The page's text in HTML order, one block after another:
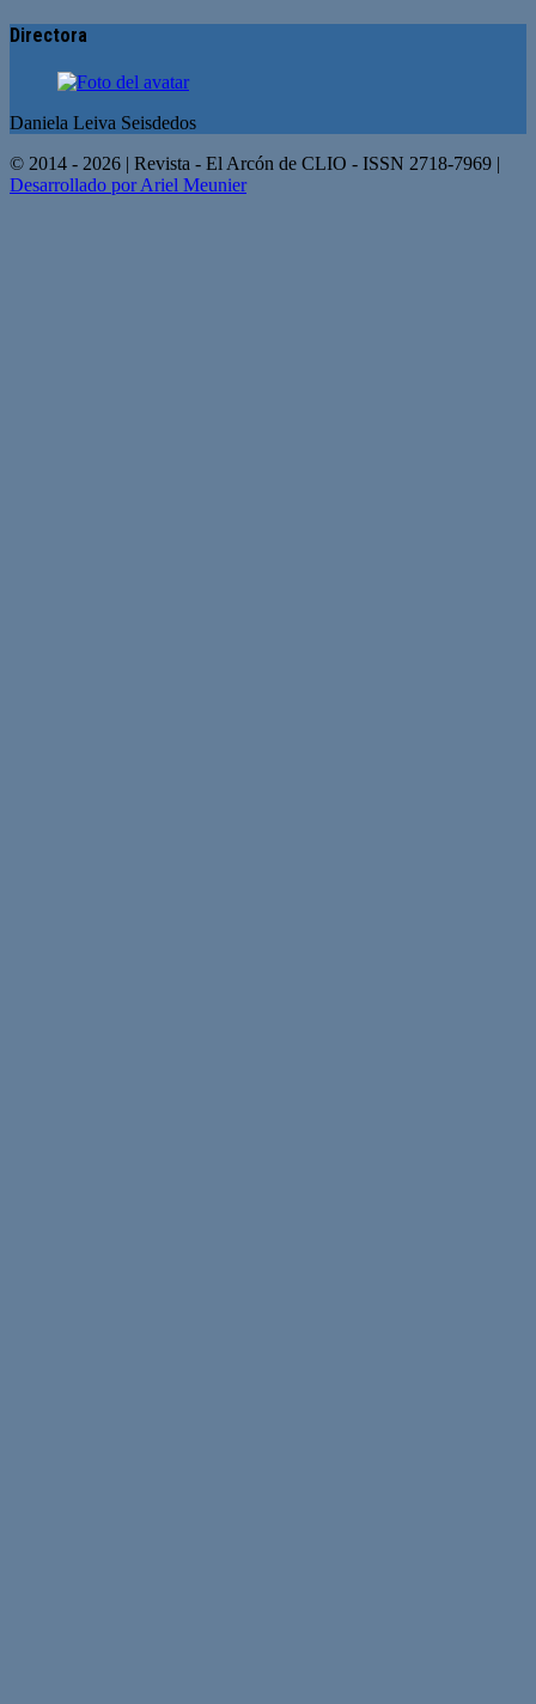
Directora
Daniela Leiva Seisdedos
© 2014 - 2026 | Revista - El Arcón de CLIO - ISSN 2718-7969 |
Desarrollado por Ariel Meunier